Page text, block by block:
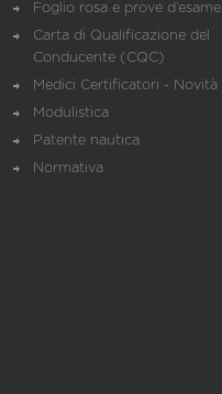
Foglio rosa e prove d’esame
Carta di Qualificazione del
Conducente (CQC)
Medici Certificatori - Novità
Modulistica
Patente nautica
Normativa